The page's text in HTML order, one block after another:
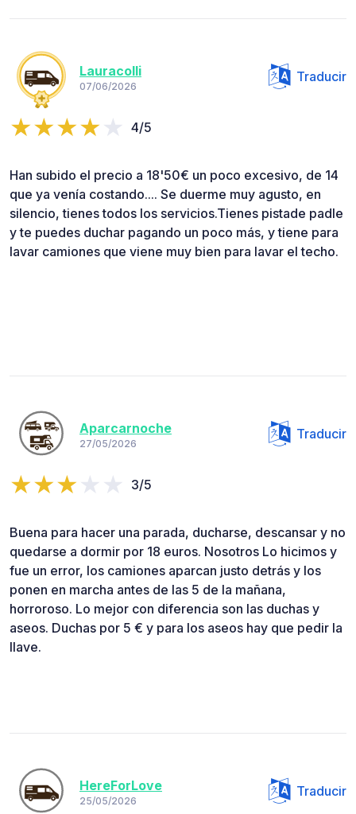
Lauracolli
07/06/2026
Traducir
4/5
Han subido el precio a 18'50€ un poco excesivo, de 14
que ya venía costando.... Se duerme muy agusto, en
silencio, tienes todos los servicios.Tienes pistade padle
y te puedes duchar pagando un poco más, y tiene para
lavar camiones que viene muy bien para lavar el techo.
Aparcarnoche
27/05/2026
Traducir
3/5
Buena para hacer una parada, ducharse, descansar y no
quedarse a dormir por 18 euros. Nosotros Lo hicimos y
fue un error, los camiones aparcan justo detrás y los
ponen en marcha antes de las 5 de la mañana,
horroroso. Lo mejor con diferencia son las duchas y
aseos. Duchas por 5 € y para los aseos hay que pedir la
llave.
HereForLove
25/05/2026
Traducir